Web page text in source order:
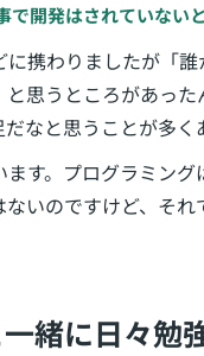
開発はされていない
携わりましたが「
思うところがあった
なと思うことが多く
す。プログラミング
いのですけど、そ
緒に日々勉